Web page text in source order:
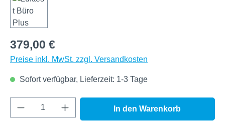
379,00 €
Preise inkl. MwSt. zzgl. Versandkosten
Sofort verfügbar, Lieferzeit: 1-3 Tage
Produkt Anzahl: Gib den gewünschten
In den Warenkorb